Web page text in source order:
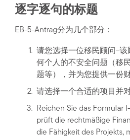
逐字逐句的标题
EB-5-Antrag分为几个部分：
请您选择一位移民顾问–
何个人的不安全问题（移
题等），并为您提供一份
请选择一个合适的项目并
Reichen Sie das Formular
prüft die rechtmäßige
die Fähigkeit des Projekts,